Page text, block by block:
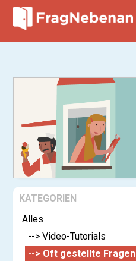
KATEGORIEN
Alles
--> Video-Tutorials
--> Oft gestellte Fragen